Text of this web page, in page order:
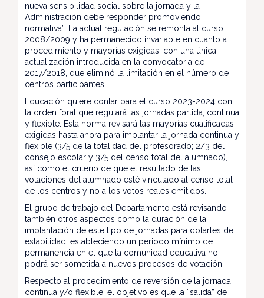
nueva sensibilidad social sobre la jornada y la
Administración debe responder promoviendo
normativa”. La actual regulación se remonta al curso
2008/2009 y ha permanecido invariable en cuanto a
procedimiento y mayorías exigidas, con una única
actualización introducida en la convocatoria de
2017/2018, que eliminó la limitación en el número de
centros participantes.
Educación quiere contar para el curso 2023-2024 con
la orden foral que regulará las jornadas partida, continua
y flexible. Esta norma revisará las mayorías cualificadas
exigidas hasta ahora para implantar la jornada continua y
flexible (3/5 de la totalidad del profesorado; 2/3 del
consejo escolar y 3/5 del censo total del alumnado),
así como el criterio de que el resultado de las
votaciones del alumnado esté vinculado al censo total
de los centros y no a los votos reales emitidos.
El grupo de trabajo del Departamento está revisando
también otros aspectos como la duración de la
implantación de este tipo de jornadas para dotarles de
estabilidad, estableciendo un periodo mínimo de
permanencia en el que la comunidad educativa no
podrá ser sometida a nuevos procesos de votación.
Respecto al procedimiento de reversión de la jornada
continua y/o flexible, el objetivo es que la “salida” de